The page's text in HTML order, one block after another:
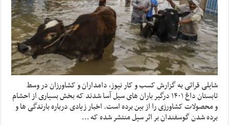
شایلی قرائی به گزارش کسب و کار نیوز، دامداران و کشاورزان در وسط
تابستان داغ ۱۴۰۱ درگیر باران های سیل آسا شدند که بخش بسیاری از احشام
و محصولات کشاورزی را از بین برده است. اخبار زیادی درباره بارندگی ها و
برده شدن گوسفندان بر اثر سیل منتشر شده که …